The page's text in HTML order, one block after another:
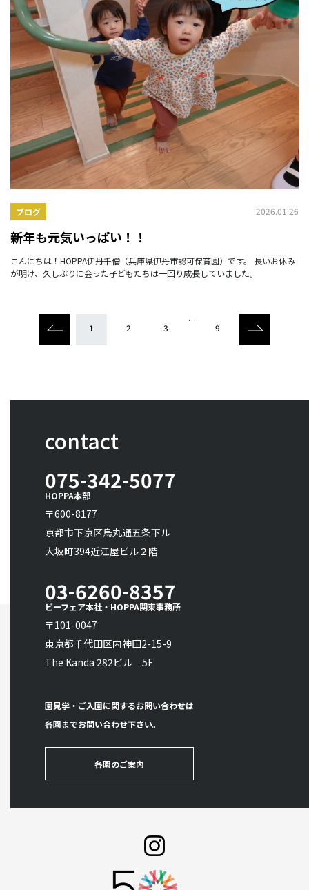
ブログ 2026.01.26
新年も元気いっぱい！！
こんにちは！HOPPA伊丹千僧（兵庫県伊丹市認可保育園）です。 長いお休み
が明け、久しぶりに会った子どもたちは一回り成長していました。
1 2 3
…
9
contact
075-342-5077
HOPPA本部
〒600-8177
京都市下京区烏丸通五条下ル
大坂町394近江屋ビル２階
03-6260-8357
ビーフェア本社・HOPPA関東事務所
〒101-0047
東京都千代田区内神田2-15-9
The Kanda 282ビル 5F
園見学・ご入園に関するお問い合わせは
各園までお問い合わせ下さい。
各園のご案内